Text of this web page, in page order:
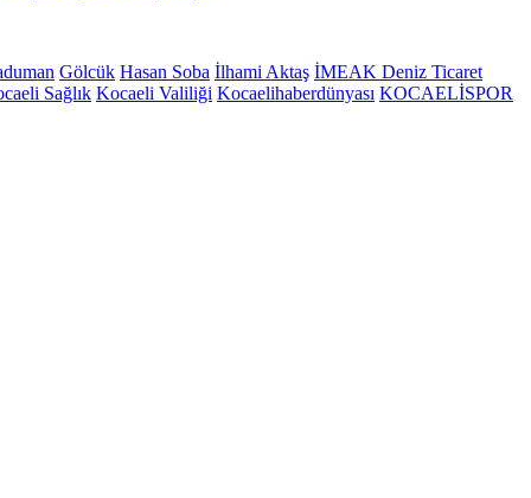
Gölcük Hasan Soba İlhami Aktaş İMEAK Deniz Ticaret
Sağlık Kocaeli Valiliği Kocaelihaberdünyası KOCAELİSPOR